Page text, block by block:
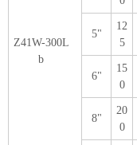
Z41W-300L
b
5"
12
5
6"
15
0
8"
20
0